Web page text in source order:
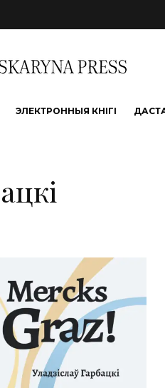
ЭЛЕКТРОННЫЯ КНІГІ